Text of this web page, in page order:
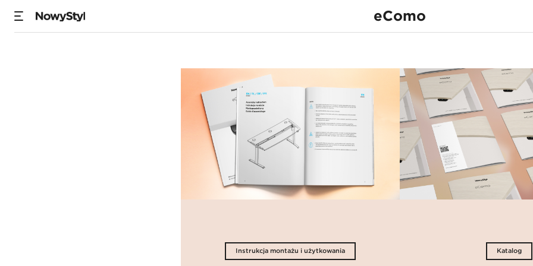
eComo
Instrukcja
użytkowania
Instrukcja montażu i użytkowania Katalog